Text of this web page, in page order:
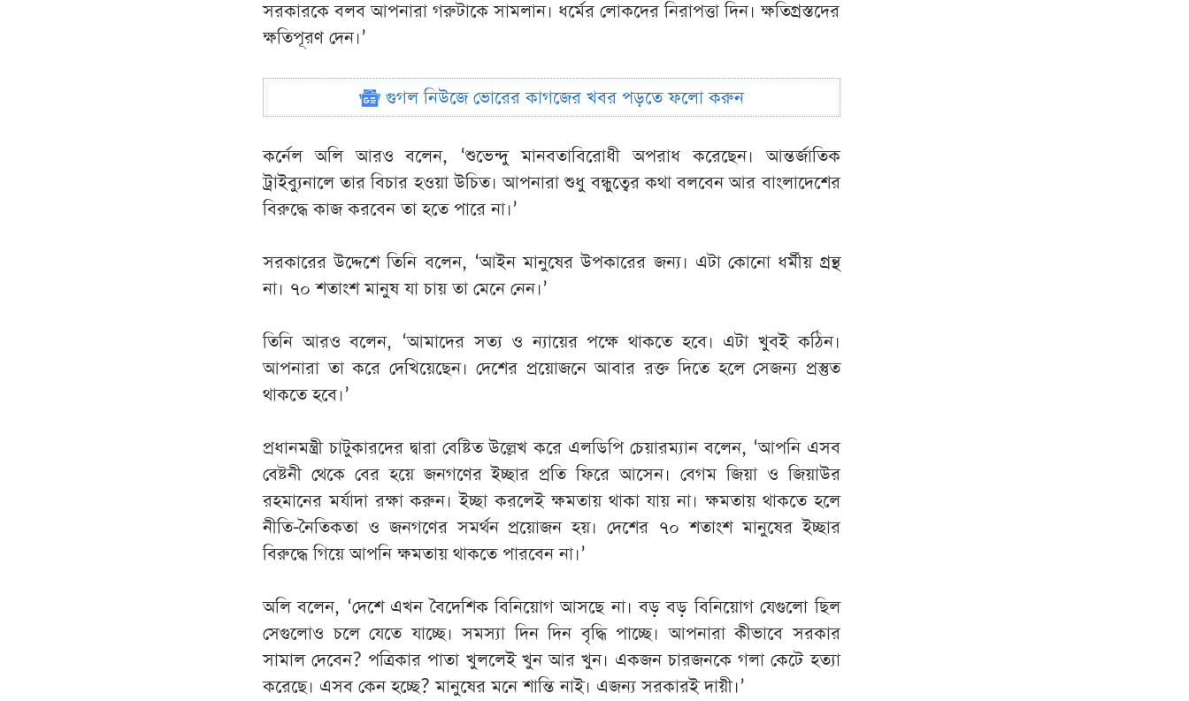
সরকারকে বলব আপনারা গরুটাকে সামলান। ধর্মের লোকদের নিরাপত্তা দিন। ক্ষতিগ্রস্তদের
ক্ষতিপূরণ দেন।’
গুগল নিউজে ভোরের কাগজের খবর পড়তে ফলো করুন
কর্নেল অলি আরও বলেন, ‘শুভেন্দু মানবতাবিরোধী অপরাধ করেছেন। আন্তর্জাতিক
ট্রাইব্যুনালে তার বিচার হওয়া উচিত। আপনারা শুধু বন্ধুত্বের কথা বলবেন আর বাংলাদেশের
বিরুদ্ধে কাজ করবেন তা হতে পারে না।’
সরকারের উদ্দেশে তিনি বলেন, ‘আইন মানুষের উপকারের জন্য। এটা কোনো ধর্মীয় গ্রন্থ
না। ৭০ শতাংশ মানুষ যা চায় তা মেনে নেন।’
তিনি আরও বলেন, ‘আমাদের সত্য ও ন্যায়ের পক্ষে থাকতে হবে। এটা খুবই কঠিন।
আপনারা তা করে দেখিয়েছেন। দেশের প্রয়োজনে আবার রক্ত দিতে হলে সেজন্য প্রস্তুত
থাকতে হবে।’
প্রধানমন্ত্রী চাটুকারদের দ্বারা বেষ্টিত উল্লেখ করে এলডিপি চেয়ারম্যান বলেন, ‘আপনি এসব
বেষ্টনী থেকে বের হয়ে জনগণের ইচ্ছার প্রতি ফিরে আসেন। বেগম জিয়া ও জিয়াউর
রহমানের মর্যাদা রক্ষা করুন। ইচ্ছা করলেই ক্ষমতায় থাকা যায় না। ক্ষমতায় থাকতে হলে
নীতি-নৈতিকতা ও জনগণের সমর্থন প্রয়োজন হয়। দেশের ৭০ শতাংশ মানুষের ইচ্ছার
বিরুদ্ধে গিয়ে আপনি ক্ষমতায় থাকতে পারবেন না।’
অলি বলেন, ‘দেশে এখন বৈদেশিক বিনিয়োগ আসছে না। বড় বড় বিনিয়োগ যেগুলো ছিল
সেগুলোও চলে যেতে যাচ্ছে। সমস্যা দিন দিন বৃদ্ধি পাচ্ছে। আপনারা কীভাবে সরকার
সামাল দেবেন? পত্রিকার পাতা খুললেই খুন আর খুন। একজন চারজনকে গলা কেটে হত্যা
করেছে। এসব কেন হচ্ছে? মানুষের মনে শান্তি নাই। এজন্য সরকারই দায়ী।’